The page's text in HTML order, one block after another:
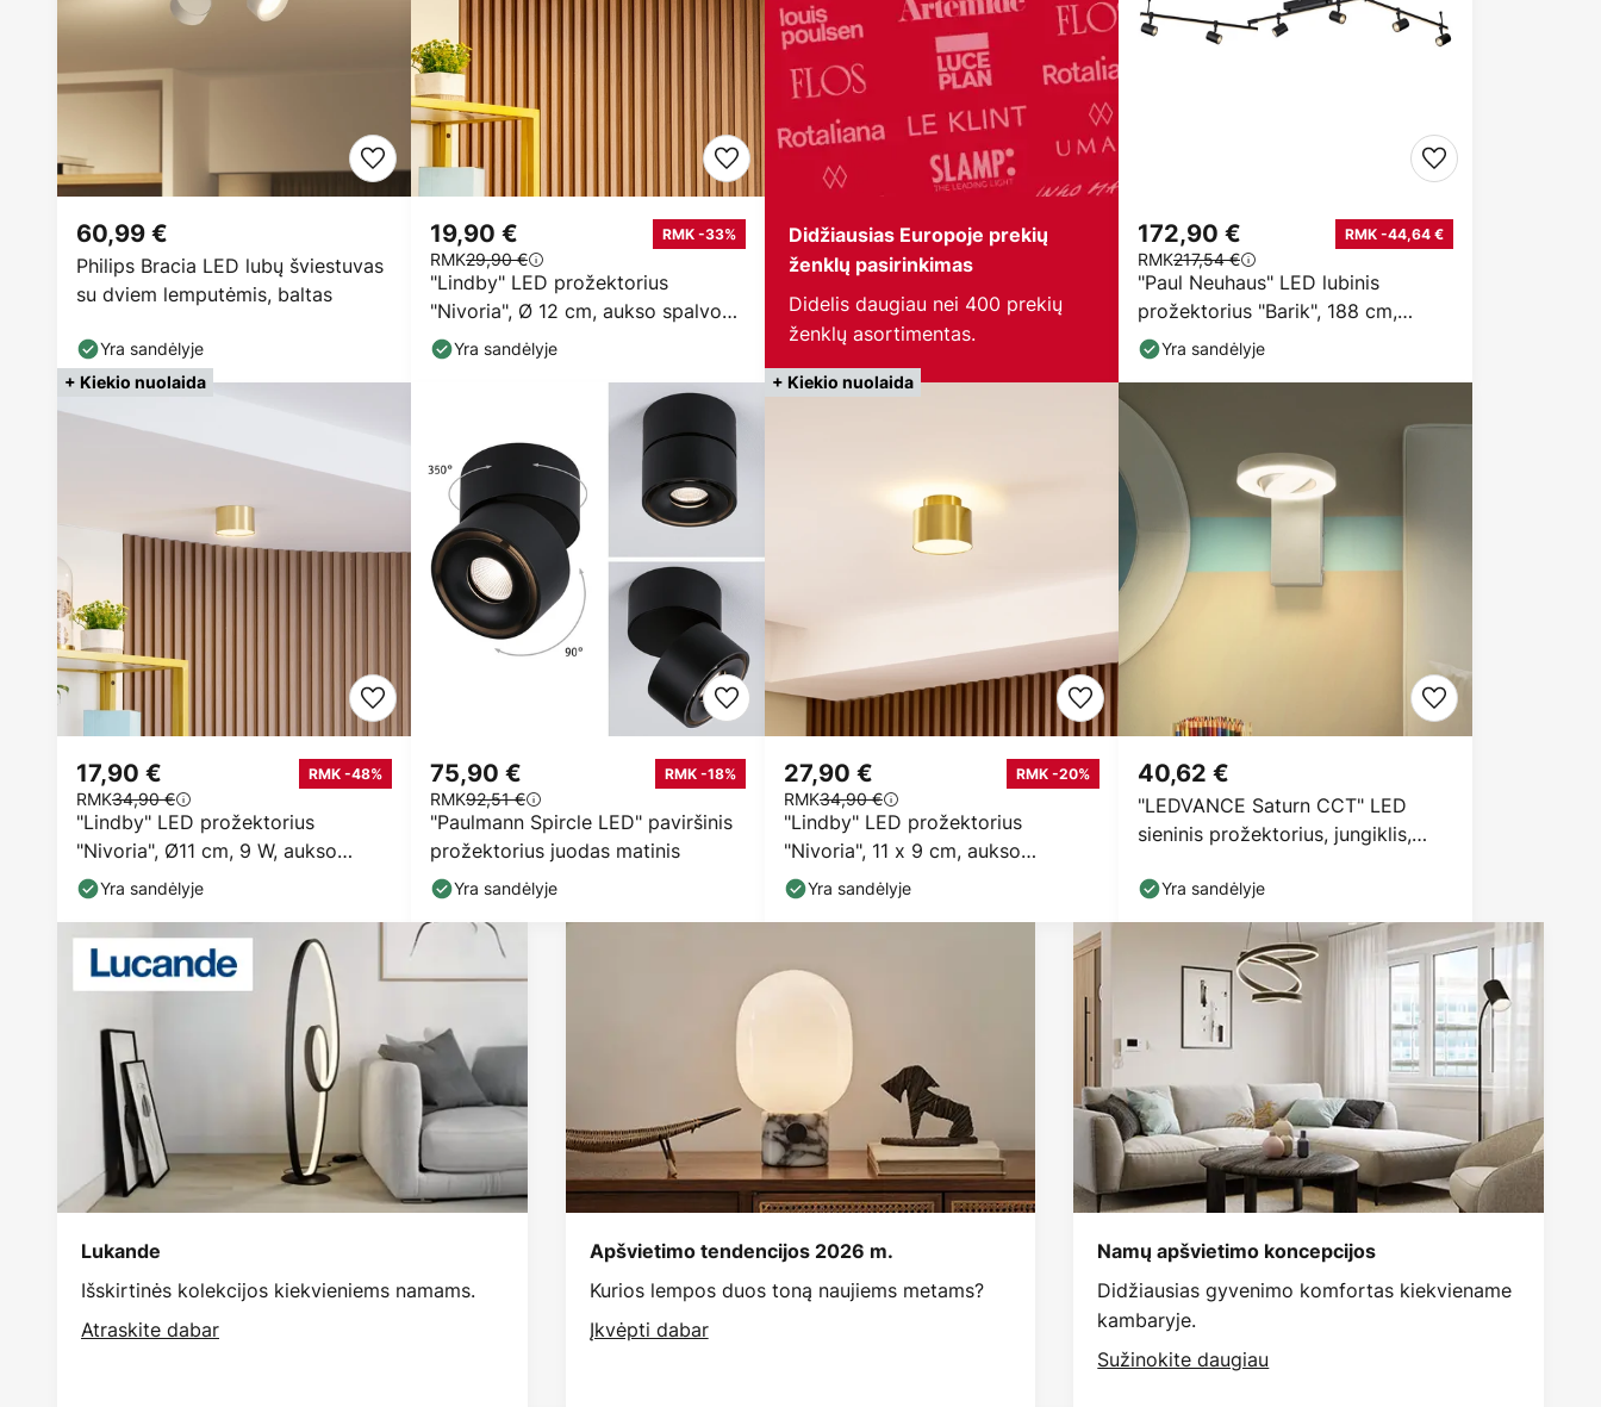
Philips Bracia LED lubų šviestuvas
su dviem lemputėmis, baltas
60,99 €
Yra sandėlyje
"Lindby" LED prožektorius
"Nivoria", Ø 12 cm, aukso spalvos,
metalas
19,90 € RMK -33%
RMK29,90 €
Yra sandėlyje
Didžiausias Europoje prekių
ženklų pasirinkimas
Didelis daugiau nei 400 prekių
ženklų asortimentas.
"Paul Neuhaus" LED lubinis
prožektorius "Barik", 188 cm,
reguliuojamas
172,90 € RMK -44,64 €
RMK217,54 €
Yra sandėlyje
+ Kiekio nuolaida
"Lindby" LED prožektorius
"Nivoria", Ø11 cm, 9 W, aukso
spalvos, metalas
17,90 € RMK -48%
RMK34,90 €
Yra sandėlyje
"Paulmann Spircle LED" paviršinis
prožektorius juodas matinis
75,90 € RMK -18%
RMK92,51 €
Yra sandėlyje
+ Kiekio nuolaida
"Lindby" LED prožektorius
"Nivoria", 11 x 9 cm, aukso
spalvos, metalas
27,90 € RMK -20%
RMK34,90 €
Yra sandėlyje
"LEDVANCE Saturn CCT" LED
sieninis prožektorius, jungiklis,
40,62 €
Yra sandėlyje
Lukande
Išskirtinės kolekcijos kiekvieniems namams.
Atraskite dabar
Apšvietimo tendencijos 2026 m.
Kurios lempos duos toną naujiems metams?
Įkvėpti dabar
Namų apšvietimo koncepcijos
Didžiausias gyvenimo komfortas kiekviename
kambaryje.
Sužinokite daugiau